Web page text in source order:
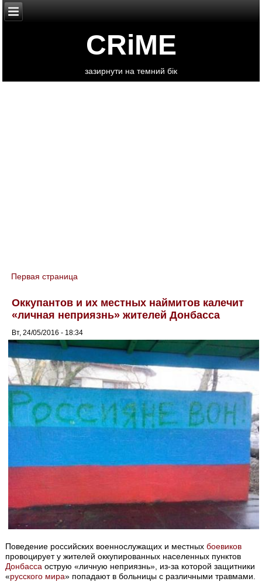
CRiME
зазирнути на темний бік
You are here
Первая страница
Оккупантов и их местных наймитов калечит
«личная неприязнь» жителей Донбасса
Вт, 24/05/2016 - 18:34
Поведение российских военнослужащих и местныхбоевиков
провоцирует у жителей оккупированных населенных пунктов
Донбасса острую «личную неприязнь», из-за которой защитники
«русского мира» попадают в больницы с различными травмами.